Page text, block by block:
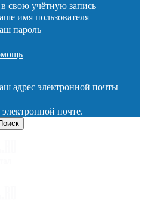
свою учётную запись
имя пользователя
пароль
адрес электронной почты
почте.